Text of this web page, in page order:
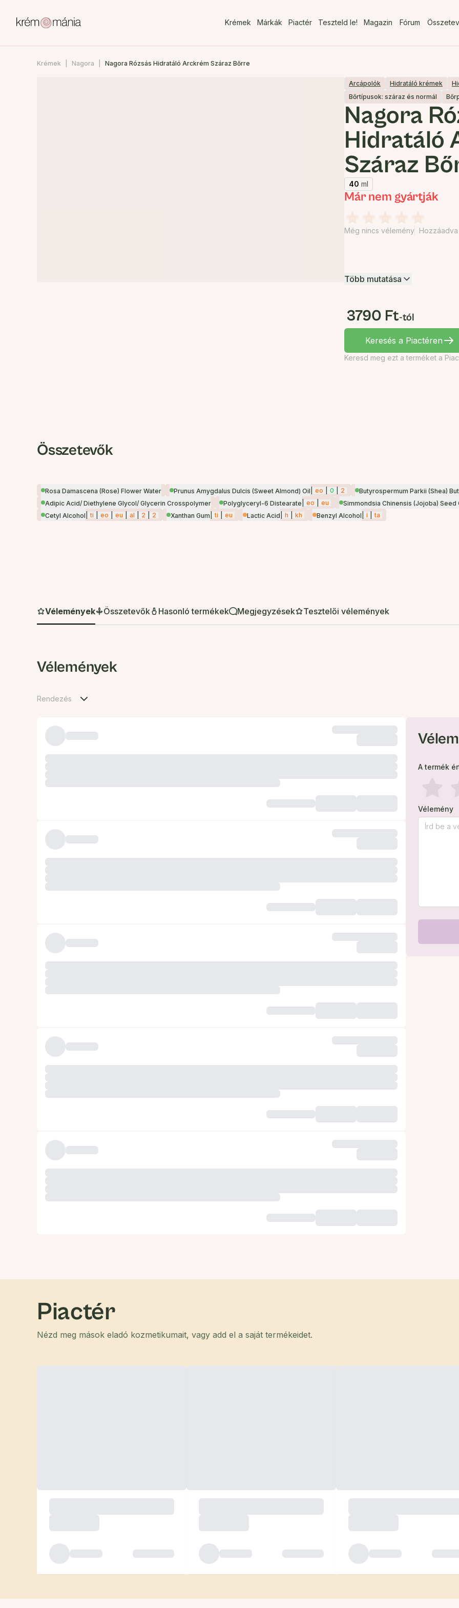
Krémek Márkák Piactér Teszteld le! Magazin Fórum
Krémek Nagora Nagora Rózsás Hidratáló Arckrém Száraz Bőrre
Arcápolók Hidratáló krémek
Bőrtípusok: száraz és normál
Nagora
Hidratáló
Száraz
40 ml
Már nem gyártják
Még nincs vélemény Hozzáadva
Több mutatása
3790 Ft-tól
Keresés a Piactéren
Keresd meg ezt a terméket a
Összetevők
Rosa Damascena (Rose) Flower Water Prunus Amygdalus Dulcis (Sweet Almond) Oil eo 0 2 Butyrospermum Parkii (Shea)
Adipic Acid/ Diethylene Glycol/ Glycerin Crosspolymer
Polyglyceryl-6 Distearate eo eu Simmondsia Chinensis (Jojoba) Seed
Cetyl Alcohol
ti eo eu al 2 2 Xanthan Gum ti eu Lactic Acid h kh Benzyl Alcohol i ta
Vélemények Összetevők Hasonló termékek Megjegyzések Tesztelői vélemények
Vélemények
Rendezés
A termék
Vélemény
Piactér
Nézd meg mások eladó kozmetikumait, vagy add el a saját termékeidet.